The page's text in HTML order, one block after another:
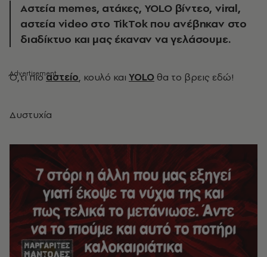
Αστεία memes, ατάκες, YOLO βίντεο, viral,
αστεία video στο TikTok που ανέβηκαν στο
διαδίκτυο και μας έκαναν να γελάσουμε.
Ό,τι πιοαστείο, κουλό και YOLO θα το βρεις εδώ!
Δυστυχία